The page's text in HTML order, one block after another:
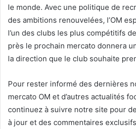
le monde. Avec une politique de
des ambitions renouvelées, l’OM
l’un des clubs les plus compétitifs
près le prochain mercato donnera
la direction que le club souhaite
Pour rester informé des dernières
mercato OM et d’autres actualités
continuez à suivre notre site pour
à jour et des commentaires